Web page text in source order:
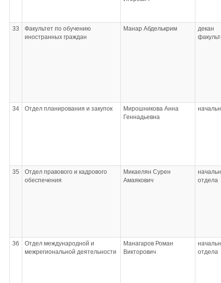
33
Факультет по обучению
иностранных граждан
Манар Абделькрим
декан
34 Отдел планирования и закупок
Мирошникова Анна
Геннадьевна
35
Отдел правового и кадрового
обеспечения
Микаелян Сурен
Амаякович
отдела
36
Отдел международной и
межрегиональной деятельности
Манагаров Роман
Викторович
отдела